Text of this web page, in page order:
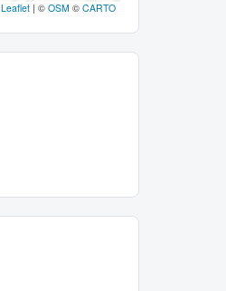
Leaflet | © OSM © CARTO